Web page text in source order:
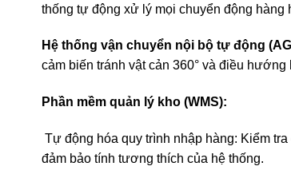
thống tự động xử lý mọi chuyển động
Hệ thống vận chuyển nội bộ tự động
cảm biến tránh vật cản 360° và điều
Phần mềm quản lý kho (WMS):
Tự động hóa quy trình nhập hàng: Kiểm
đảm bảo tính tương thích của hệ thống.